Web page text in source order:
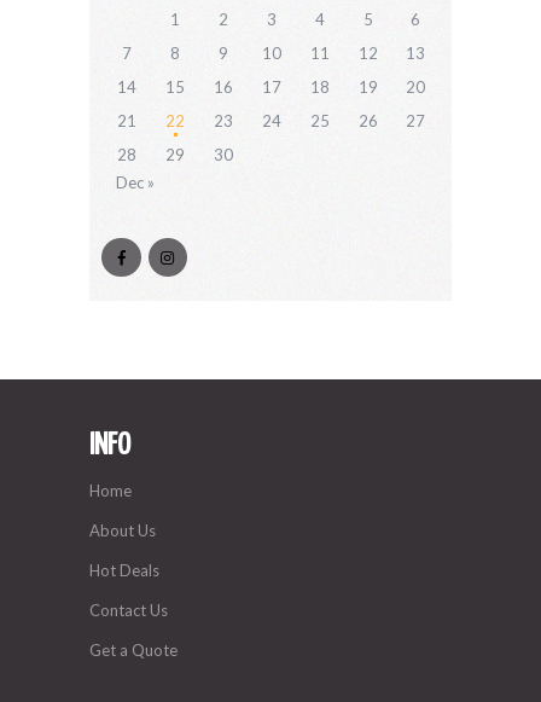
1
2 3 4 5
6
7
8 9 10 11 12
13
14
15 16 17 18 19
20
21
22 23 24 25 26
27
28
29
30
Dec »
INFO
Home
About Us
Hot Deals
Contact Us
Get a Quote